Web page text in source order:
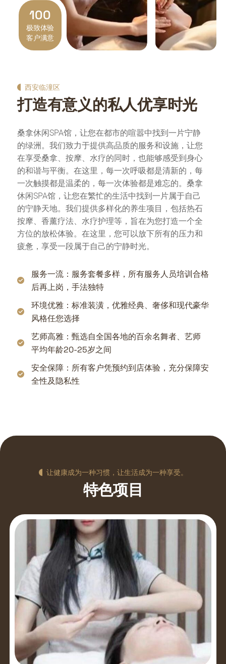
100
极致体验
客户满意
西安临潼区
打造有意义的私人优享时光
桑拿休闲SPA馆，让您在都市的喧嚣中找到一片宁静
的绿洲。我们致力于提供高品质的服务和设施，让您
在享受桑拿、按摩、水疗的同时，也能够感受到身心
的和谐与平衡。在这里，每一次呼吸都是清新的，每
一次触摸都是温柔的，每一次体验都是难忘的。桑拿
休闲SPA馆，让您在繁忙的生活中找到一片属于自己
的宁静天地。我们提供多样化的养生项目，包括热石
按摩、香薰疗法、水疗护理等，旨在为您打造一个全
方位的放松体验。在这里，您可以放下所有的压力和
疲惫，享受一段属于自己的宁静时光。
服务一流：服务套餐多样，所有服务人员培训合格
后再上岗，手法独特
环境优雅：标准装潢，优雅经典、奢侈和现代豪华
风格任您选择
艺师高雅：甄选自全国各地的百余名舞者、艺师
平均年龄20-25岁之间
安全保障：所有客户凭预约到店体验，充分保障安
全性及隐私性
让健康成为一种习惯，让生活成为一种享受。
特色项目